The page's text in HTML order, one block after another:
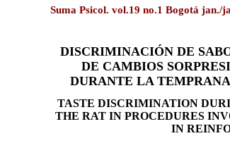
Suma Psicol. vol.19 no.1 Bogotá jan./
DISCRIMINACIÓN DE
DE CAMBIOS
DURANTE LA
TASTE DISCRIMINATION
THE RAT IN PROCEDURES
IN